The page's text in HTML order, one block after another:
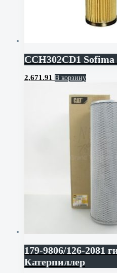
CCH302CD1
2,671.91 В корзину
179-9806/126-2081
Катерпиллер